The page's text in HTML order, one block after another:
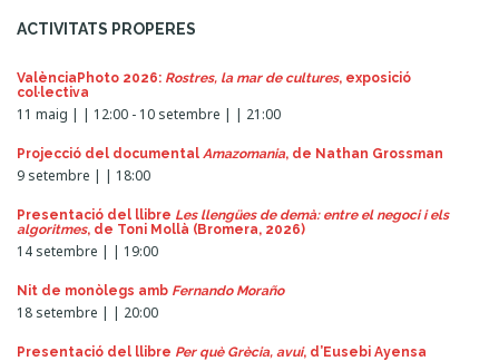
v
i
g
a
t
i
o
n
ACTIVITATS PROPERES
ValènciaPhoto 2026: Rostres, la mar de cultures, exposició
col·lectiva
11 maig | | 12:00 - 10 setembre | | 21:00
Projecció del documental Amazomania, de Nathan Grossman
9 setembre | | 18:00
Presentació del llibre Les llengües de demà: entre el negoci i els
algoritmes, de Toni Mollà (Bromera, 2026)
14 setembre | | 19:00
Nit de monòlegs amb Fernando Moraño
18 setembre | | 20:00
Presentació del llibre Per què Grècia, avui, d’Eusebi Ayensa